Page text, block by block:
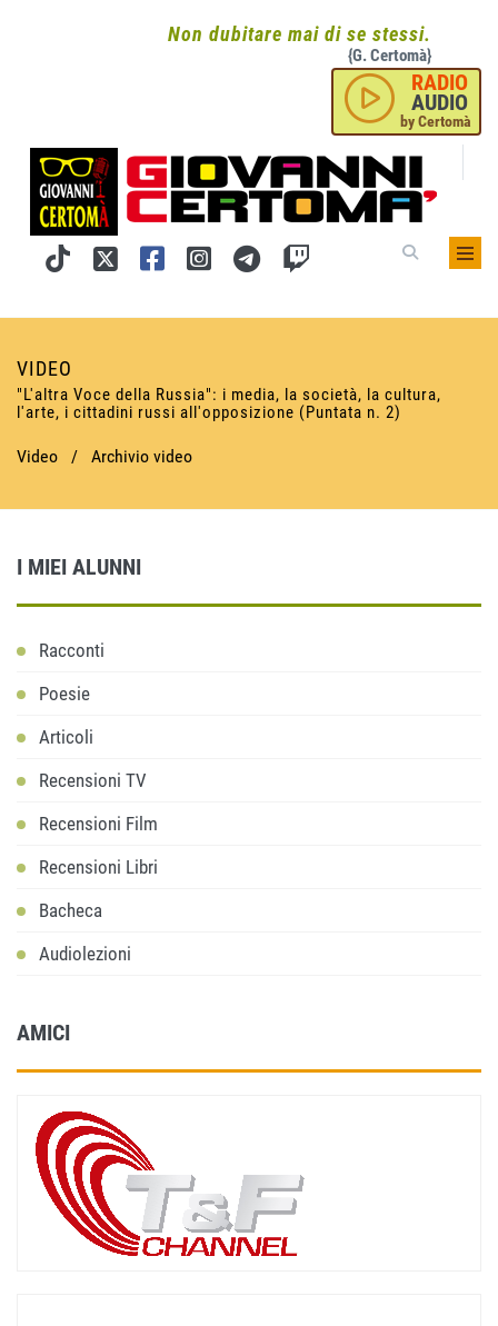
Non dubitare mai di se stessi.
{G. Certomà}
RADIO
AUDIO
by Certomà
VIDEO
"L'altra Voce della Russia": i media, la società, la cultura,
l'arte, i cittadini russi all'opposizione (Puntata n. 2)
Video / Archivio video
I MIEI ALUNNI
Racconti
Poesie
Articoli
Recensioni TV
Recensioni Film
Recensioni Libri
Bacheca
Audiolezioni
AMICI